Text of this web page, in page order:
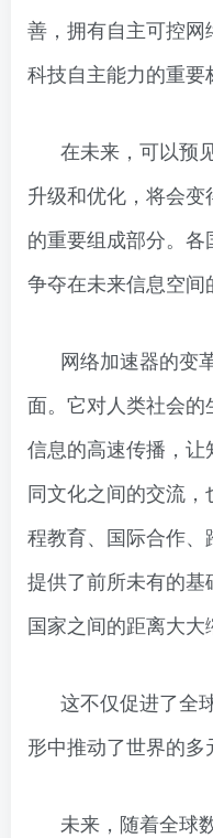
善，拥有自主可控
科技自主能力的重要
在未来，可以预
升级和优化，将会
的重要组成部分。各
争夺在未来信息空间
网络加速器的变
面。它对人类社会的
信息的高速传播，
同文化之间的交流
程教育、国际合作
提供了前所未有的
国家之间的距离大大
这不仅促进了全
形中推动了世界的多
未来，随着全球